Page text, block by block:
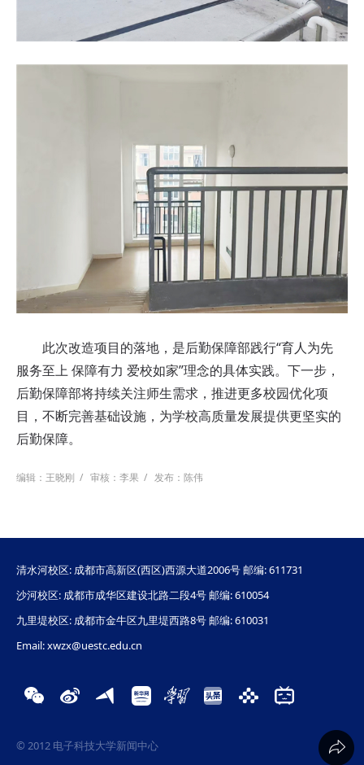
此次改造项目的落地，是后勤保障部践行“育人为先
服务至上 保障有力 爱校如家”理念的具体实践。下一步，
后勤保障部将持续关注师生需求，推进更多校园优化项
目，不断完善基础设施，为学校高质量发展提供更坚实的
后勤保障。
编辑：王晓刚 / 审核：李果 / 发布：陈伟
清水河校区: 成都市高新区(西区)西源大道2006号 邮编: 611731
沙河校区: 成都市成华区建设北路二段4号 邮编: 610054
九里堤校区: 成都市金牛区九里堤西路8号 邮编: 610031
Email: xwzx@uestc.edu.cn
© 2012 电子科技大学新闻中心